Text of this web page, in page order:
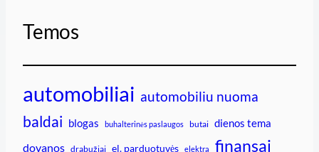
Temos
automobiliai automobiliu nuoma
baldai blogas buhalterinės paslaugos butai dienos tema
dovanos drabužiai el. parduotuvės elektra finansai